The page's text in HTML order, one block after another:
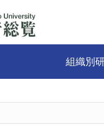
組織別